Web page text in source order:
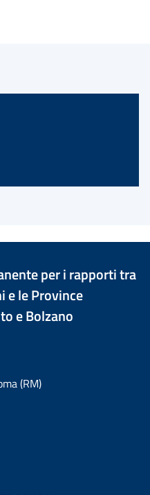
per i rapporti tra
e le Province
e Bolzano
(RM)